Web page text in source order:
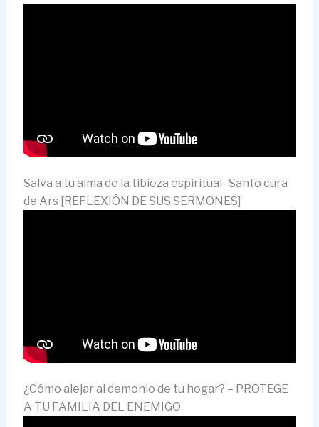
Salva a tu alma de la tibieza espiritual- Santo cura
de Ars [REFLEXIÓN DE SUS SERMONES]
¿Cómo alejar al demonio de tu hogar? – PROTEGE
A TU FAMILIA DEL ENEMIGO